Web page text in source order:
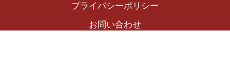
プライバシーポリシー
お問い合わせ